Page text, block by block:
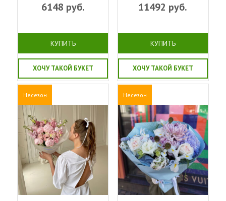
6148 руб.
КУПИТЬ
ХОЧУ ТАКОЙ БУКЕТ
11492 руб.
КУПИТЬ
ХОЧУ ТАКОЙ БУКЕТ
Несезон Несезон